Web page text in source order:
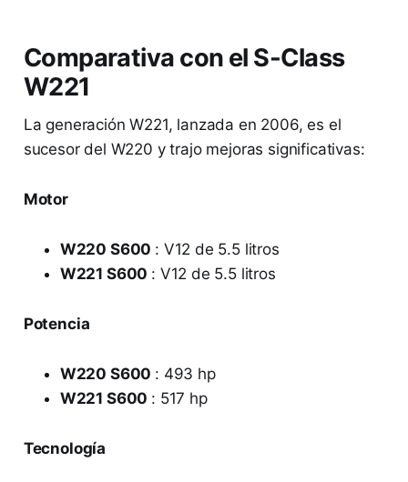
Comparativa con el S-Class
W221
La generación W221, lanzada en 2006, es el
sucesor del W220 y trajo mejoras significativas:
Motor
W220 S600 : V12 de 5.5 litros
W221 S600 : V12 de 5.5 litros
Potencia
W220 S600 : 493 hp
W221 S600 : 517 hp
Tecnología